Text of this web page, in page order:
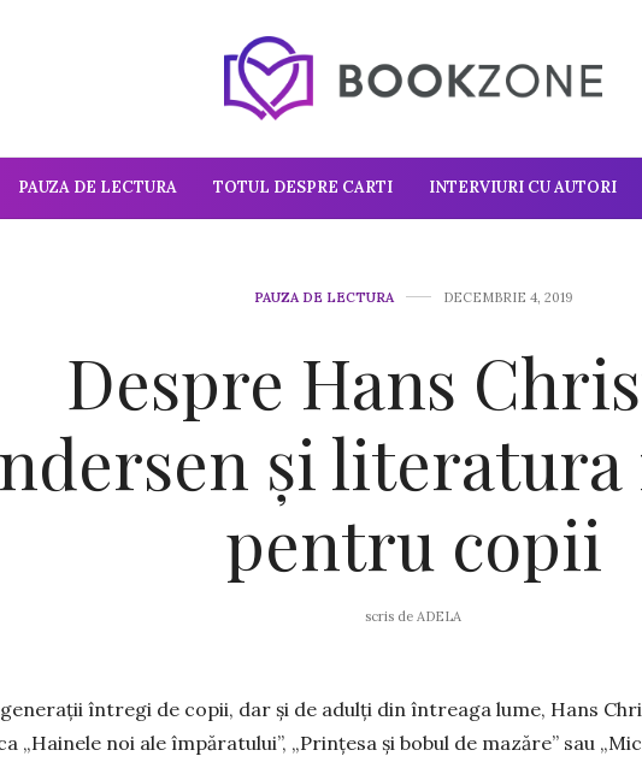
PAUZA DE LECTURA TOTUL DESPRE CARTI INTERVIURI CU AUTORI
PAUZA DE LECTURA DECEMBRIE 4, 2019
Despre Hans
și
pentru copii
scris de ADELA
întregi de copii, dar și de adulți din întreaga lume, Hans
„Hainele noi ale împăratului”, „Prințesa și bobul de mazăre” sau